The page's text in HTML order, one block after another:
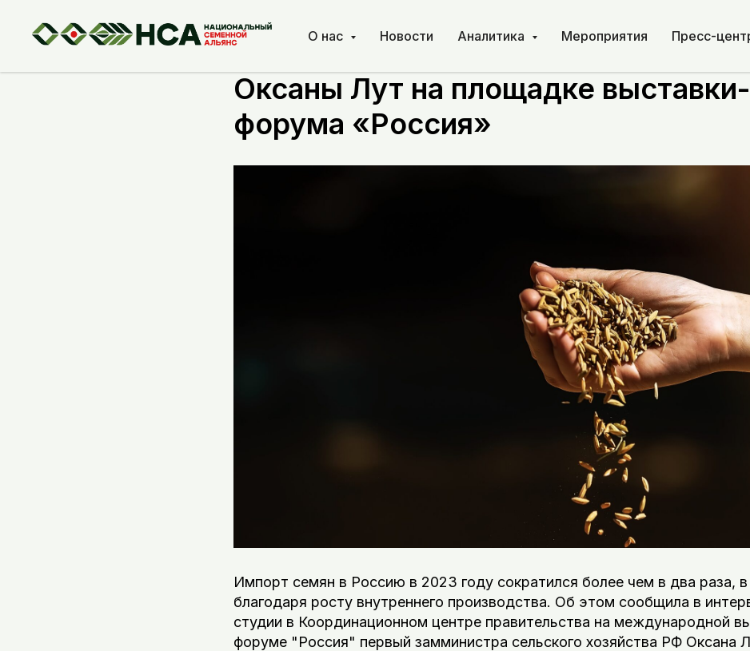
О нас Новости Аналитика Мероприятия Пресс-
Селекция и семеноводство:
Оксаны Лут на площадке выставки-
форума «Россия»
Импорт семян в Россию в 2023 году сократился более чем в два раза,
благодаря росту внутреннего производства. Об этом сообщила в
студии в Координационном центре правительства на международной
форуме "Россия" первый замминистра сельского хозяйства РФ Оксана